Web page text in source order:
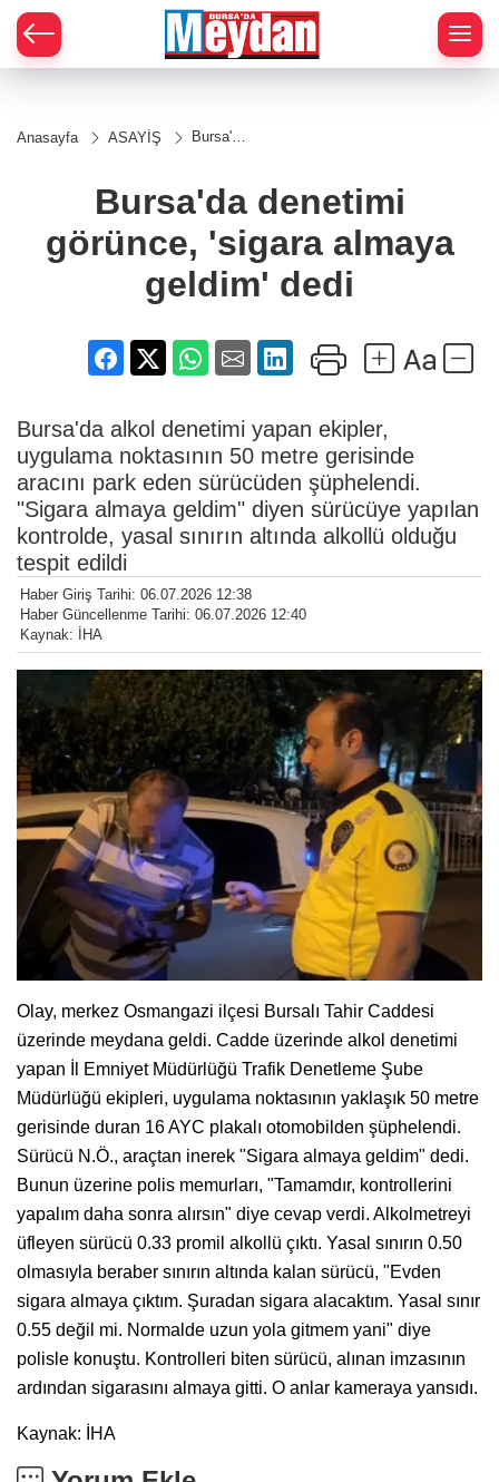
Anasayfa ASAYİŞ
Bursa'da
'sigara
almaya
dedi
Bursa'da denetimi
görünce, 'sigara almaya
geldim' dedi
Bursa'da alkol denetimi yapan ekipler,
uygulama noktasının 50 metre gerisinde
aracını park eden sürücüden şüphelendi.
"Sigara almaya geldim" diyen sürücüye yapılan
kontrolde, yasal sınırın altında alkollü olduğu
tespit edildi
Haber Giriş Tarihi: 06.07.2026 12:38
Haber Güncellenme Tarihi: 06.07.2026 12:40
Kaynak: İHA
Olay, merkez Osmangazi ilçesi Bursalı Tahir Caddesi
üzerinde meydana geldi. Cadde üzerinde alkol denetimi
yapan İl Emniyet Müdürlüğü Trafik Denetleme Şube
Müdürlüğü ekipleri, uygulama noktasının yaklaşık 50 metre
gerisinde duran 16 AYC plakalı otomobilden şüphelendi.
Sürücü N.Ö., araçtan inerek "Sigara almaya geldim" dedi.
Bunun üzerine polis memurları, "Tamamdır, kontrollerini
yapalım daha sonra alırsın" diye cevap verdi. Alkolmetreyi
üfleyen sürücü 0.33 promil alkollü çıktı. Yasal sınırın 0.50
olmasıyla beraber sınırın altında kalan sürücü, "Evden
sigara almaya çıktım. Şuradan sigara alacaktım. Yasal sınır
0.55 değil mi. Normalde uzun yola gitmem yani" diye
polisle konuştu. Kontrolleri biten sürücü, alınan imzasının
ardından sigarasını almaya gitti. O anlar kameraya yansıdı.
Kaynak: İHA